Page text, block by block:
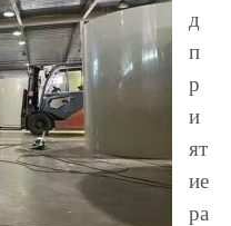
д
п
р
и
ят
ие
ра